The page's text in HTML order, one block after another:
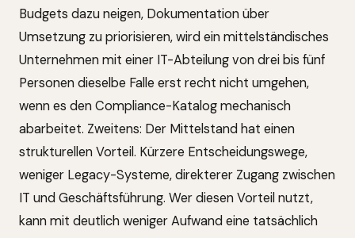
Budgets dazu neigen, Dokumentation über
Umsetzung zu priorisieren, wird ein mittelständisches
Unternehmen mit einer IT-Abteilung von drei bis fünf
Personen dieselbe Falle erst recht nicht umgehen,
wenn es den Compliance-Katalog mechanisch
abarbeitet. Zweitens: Der Mittelstand hat einen
strukturellen Vorteil. Kürzere Entscheidungswege,
weniger Legacy-Systeme, direkterer Zugang zwischen
IT und Geschäftsführung. Wer diesen Vorteil nutzt,
kann mit deutlich weniger Aufwand eine tatsächlich